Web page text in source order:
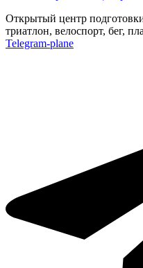
Открытый центр
триатлон, велоспорт, бег,
Telegram-plane